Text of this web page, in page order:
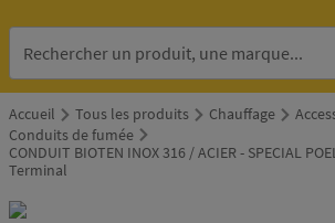
Accueil Tous les produits Chauffage
Conduits de fumée
CONDUIT BIOTEN INOX 316 / ACIER - SPECIAL
Terminal